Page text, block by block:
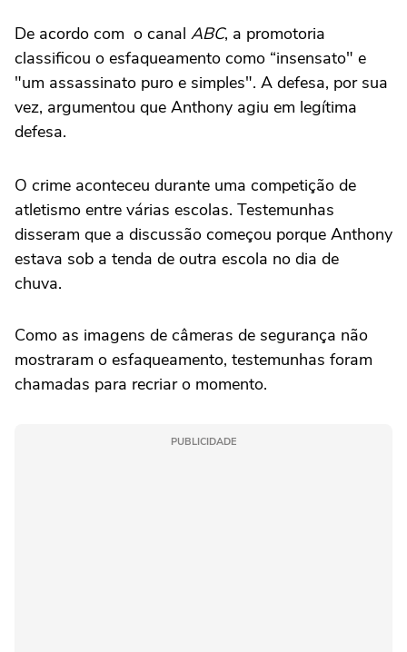
De acordo com o canal ABC, a promotoria
classificou o esfaqueamento como “insensato" e
"um assassinato puro e simples". A defesa, por sua
vez, argumentou que Anthony agiu em legítima
defesa.
O crime aconteceu durante uma competição de
atletismo entre várias escolas. Testemunhas
disseram que a discussão começou porque Anthony
estava sob a tenda de outra escola no dia de
chuva.
Como as imagens de câmeras de segurança não
mostraram o esfaqueamento, testemunhas foram
chamadas para recriar o momento.
PUBLICIDADE